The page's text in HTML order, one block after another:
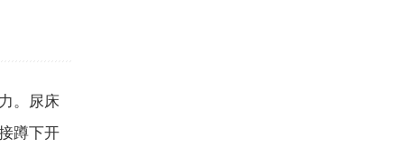
。尿床
蹲下开